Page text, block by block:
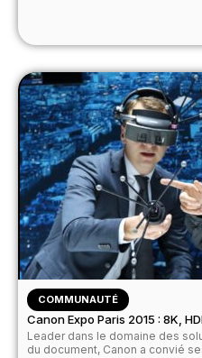
COMMUNAUTÉ
Canon Expo Paris 2015 : 8K,
Leader dans le domaine des
du document, Canon a convié